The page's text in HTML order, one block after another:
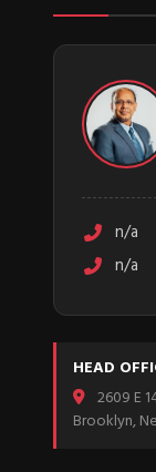
n/a
n/a
HEAD
2609 E
Brooklyn,